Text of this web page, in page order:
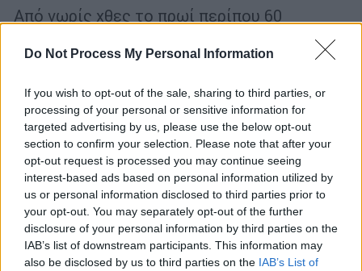
Do Not Process My Personal Information
If you wish to opt-out of the sale, sharing to third parties, or
processing of your personal or sensitive information for
targeted advertising by us, please use the below opt-out
section to confirm your selection. Please note that after your
opt-out request is processed you may continue seeing
interest-based ads based on personal information utilized by
us or personal information disclosed to third parties prior to
your opt-out. You may separately opt-out of the further
disclosure of your personal information by third parties on the
IAB’s list of downstream participants. This information may
also be disclosed by us to third parties on the IAB’s List of
Από νωρίς χθες το πρωί περίπου 60
αιτούντες άσυλο έφθασαν στη Φινλανδία
από τη Ρωσία, σύμφωνα με τη συνοριακή